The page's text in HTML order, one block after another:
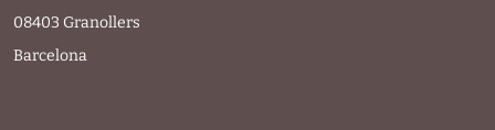
08403 Granollers
Barcelona